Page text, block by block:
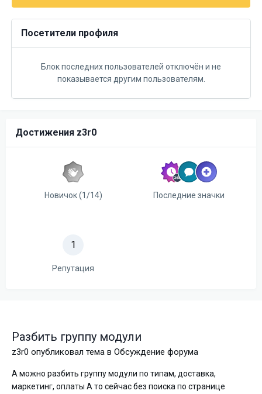
Посетители профиля
Блок последних пользователей отключён и не
показывается другим пользователям.
Достижения z3r0
Новичок (1/14) Последние значки
1
Репутация
Разбить группу модули
z3r0 опубликовал тема в Обсуждение форума
А можно разбить группу модули по типам, доставка,
маркетинг, оплаты А то сейчас без поиска по странице